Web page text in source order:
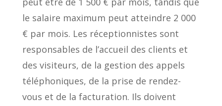
le salaire maximum peut atteindre 2 000
€ par mois. Les réceptionnistes sont
responsables de l’accueil des clients et
des visiteurs, de la gestion des appels
téléphoniques, de la prise de rendez-
vous et de la facturation. Ils doivent